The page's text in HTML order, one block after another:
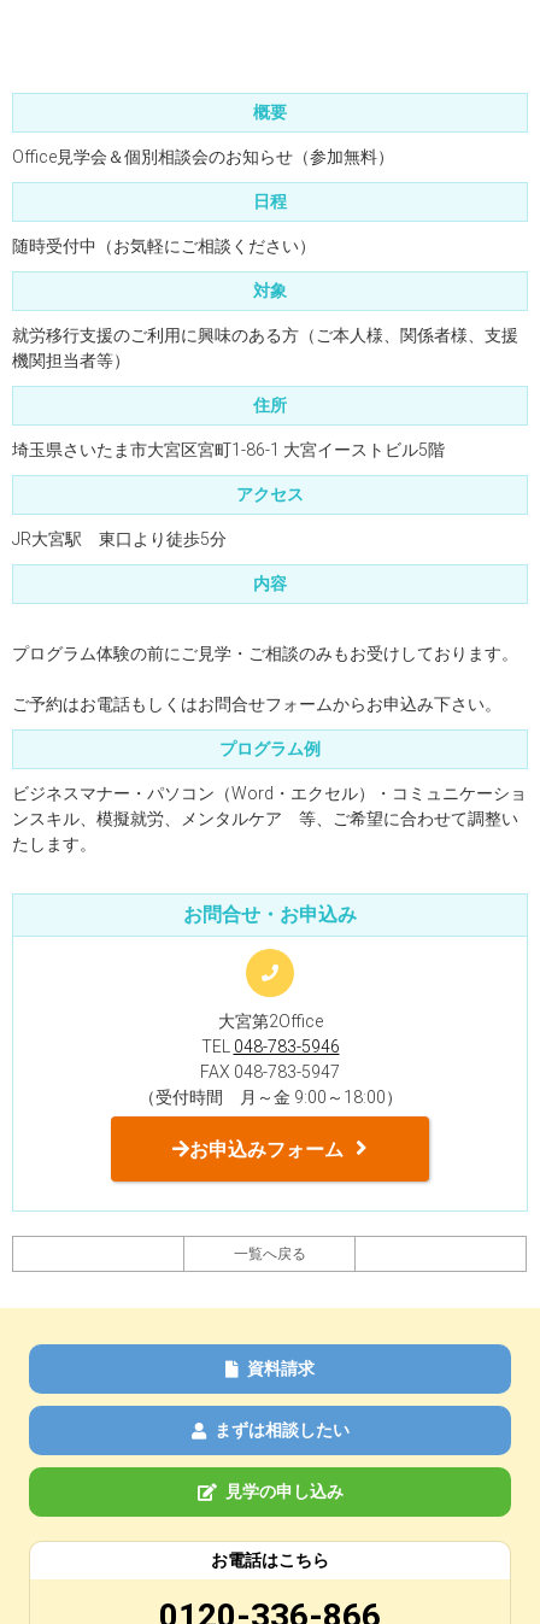
概要
Office見学会＆個別相談会のお知らせ（参加無料）
日程
随時受付中（お気軽にご相談ください）
対象
就労移行支援のご利用に興味のある方（ご本人様、関係者様、支援
機関担当者等）
住所
埼玉県さいたま市大宮区宮町1-86-1 大宮イーストビル5階
アクセス
JR大宮駅 東口より徒歩5分
内容
プログラム体験の前にご見学・ご相談のみもお受けしております。
ご予約はお電話もしくはお問合せフォームからお申込み下さい。
プログラム例
ビジネスマナー・パソコン（Word・エクセル）・コミュニケーショ
ンスキル、模擬就労、メンタルケア 等、ご希望に合わせて調整い
たします。
お問合せ・お申込み
大宮第2Office
TEL 048-783-5946
FAX 048-783-5947
（受付時間 月～金 9:00～18:00）
お申込みフォーム
一覧へ戻る
資料請求
まずは相談したい
見学の申し込み
お電話はこちら